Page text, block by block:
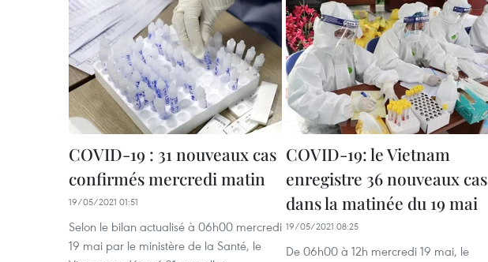
COVID-19 : 31 nouveaux cas
confirmés mercredi matin
19/05/2021 01:51
Selon le bilan actualisé à 06h00 mercredi
19 mai par le ministère de la Santé, le
COVID-19: le Vietnam
enregistre 36 nouveaux cas
dans la matinée du 19 mai
19/05/2021 08:25
De 06h00 à 12h mercredi 19 mai, le